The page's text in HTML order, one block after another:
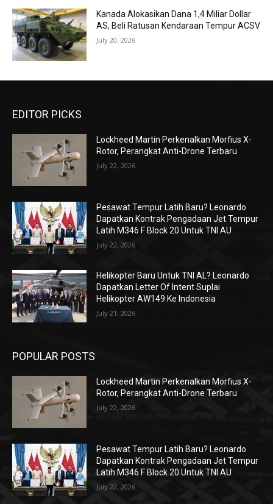
Kanada Alokasikan Dana 1,4 Miliar Dollar
AS, Beli Ratusan Kendaraan Tempur ACSV
July 20, 2026
EDITOR PICKS
Lockheed Martin Perkenalkan Morfius X-
Rotor, Perangkat Anti-Drone Terbaru
July 22, 2026
Pesawat Tempur Latih Baru? Leonardo
Dapatkan Kontrak Pengadaan Jet Tempur
Latih M346 F Block 20 Untuk TNI AU
July 22, 2026
Helikopter Baru Untuk TNI AL? Leonardo
Dapatkan Letter Of Intent Suplai
Helikopter AW149 Ke Indonesia
July 21, 2026
POPULAR POSTS
Lockheed Martin Perkenalkan Morfius X-
Rotor, Perangkat Anti-Drone Terbaru
July 22, 2026
Pesawat Tempur Latih Baru? Leonardo
Dapatkan Kontrak Pengadaan Jet Tempur
Latih M346 F Block 20 Untuk TNI AU
July 22, 2026